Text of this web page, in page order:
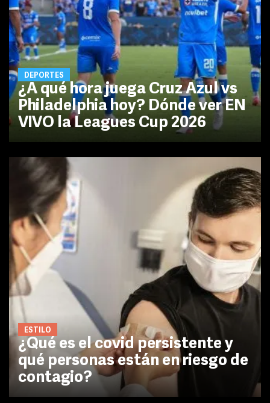
DEPORTES
¿A qué hora juega Cruz Azul vs
Philadelphia hoy? Dónde ver EN
VIVO la Leagues Cup 2026
ESTILO
¿Qué es el covid persistente y
qué personas están en riesgo de
contagio?